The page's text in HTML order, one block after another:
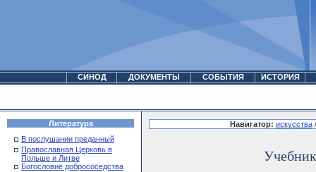
Литература
В послушании преданный
Православная Церковь в
Польше и Литве
Богословие добрососедства
Навигатор: искусства
СИНОД ДОКУМЕНТЫ СОБЫТИЯ ИСТОРИЯ